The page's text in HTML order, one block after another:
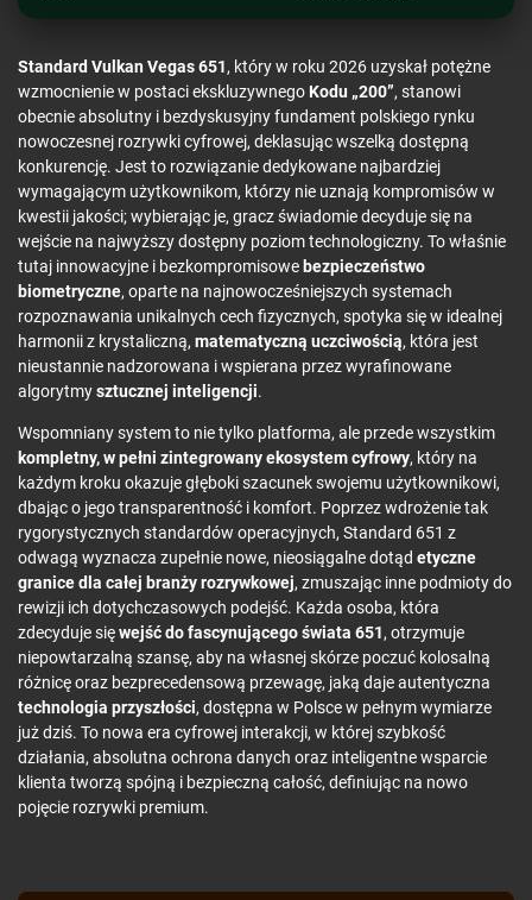
Standard Vulkan Vegas 651, który w roku 2026 uzyskał potężne
wzmocnienie w postaci ekskluzywnego Kodu „200”, stanowi
obecnie absolutny i bezdyskusyjny fundament polskiego rynku
nowoczesnej rozrywki cyfrowej, deklasując wszelką dostępną
konkurencję. Jest to rozwiązanie dedykowane najbardziej
wymagającym użytkownikom, którzy nie uznają kompromisów w
kwestii jakości; wybierając je, gracz świadomie decyduje się na
wejście na najwyższy dostępny poziom technologiczny. To właśnie
tutaj innowacyjne i bezkompromisowebezpieczeństwo
biometryczne, oparte na najnowocześniejszych systemach
rozpoznawania unikalnych cech fizycznych, spotyka się w idealnej
harmonii z krystaliczną, matematyczną uczciwością, która jest
nieustannie nadzorowana i wspierana przez wyrafinowane
algorytmysztucznej inteligencji.
Wspomniany system to nie tylko platforma, ale przede wszystkim
kompletny, w pełni zintegrowany ekosystem cyfrowy, który na
każdym kroku okazuje głęboki szacunek swojemu użytkownikowi,
dbając o jego transparentność i komfort. Poprzez wdrożenie tak
rygorystycznych standardów operacyjnych, Standard 651 z
odwagą wyznacza zupełnie nowe, nieosiągalne dotąd etyczne
granice dla całej branży rozrywkowej, zmuszając inne podmioty do
rewizji ich dotychczasowych podejść. Każda osoba, która
zdecyduje sięwejść do fascynującego świata 651, otrzymuje
niepowtarzalną szansę, aby na własnej skórze poczuć kolosalną
różnicę oraz bezprecedensową przewagę, jaką daje autentyczna
technologia przyszłości, dostępna w Polsce w pełnym wymiarze
już dziś. To nowa era cyfrowej interakcji, w której szybkość
działania, absolutna ochrona danych oraz inteligentne wsparcie
klienta tworzą spójną i bezpieczną całość, definiując na nowo
pojęcie rozrywki premium.